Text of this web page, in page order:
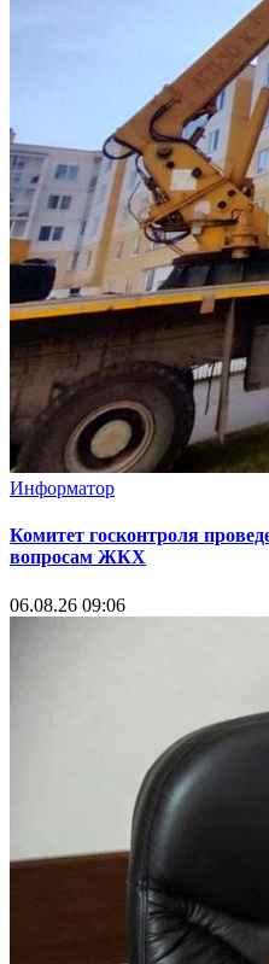
Информатор
Комитет госконтроля
вопросам ЖКХ
06.08.26 09:06